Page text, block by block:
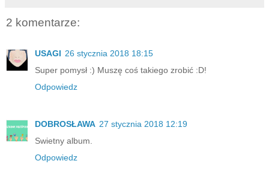
2 komentarze:
USAGI 26 stycznia 2018 18:15
Super pomysł :) Muszę coś takiego zrobić :D!
Odpowiedz
DOBROSŁAWA 27 stycznia 2018 12:19
Swietny album.
Odpowiedz